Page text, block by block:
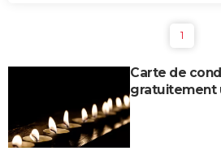
1
Carte de
gratuitement